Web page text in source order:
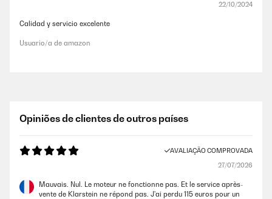
22/10/2024
Calidad y servicio excelente
Usuario/a de amazon
Opiniões de clientes de outros países
AVALIAÇÃO COMPROVADA
27/07/2026
Mauvais. Nul. Le moteur ne fonctionne pas. Et le service après-
vente de Klarstein ne répond pas. J'ai perdu 115 euros pour un